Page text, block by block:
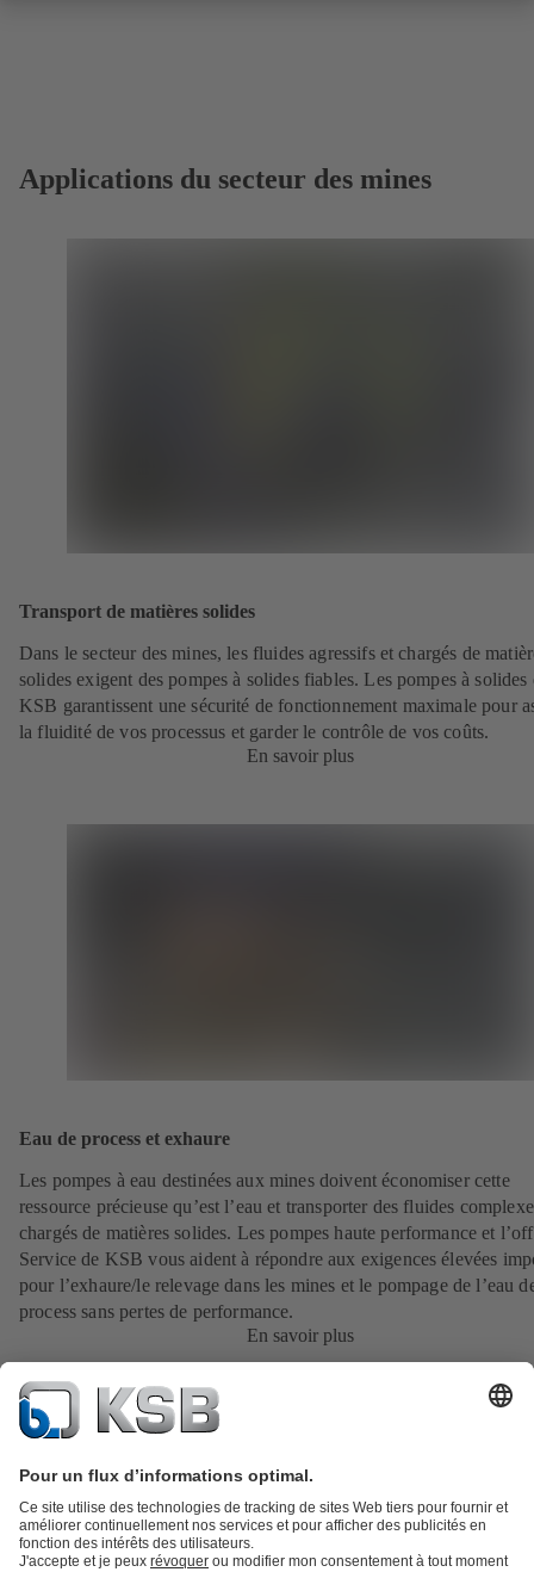
Applications du secteur des mines
Transport de matières solides
Dans le secteur des mines, les fluides agressifs et chargés de
solides exigent des pompes à solides fiables. Les pompes à solides
KSB garantissent une sécurité de fonctionnement maximale pour
la fluidité de vos processus et garder le contrôle de vos coûts.
En savoir plus
Eau de process et exhaure
Les pompes à eau destinées aux mines doivent économiser cette
ressource précieuse qu’est l’eau et transporter des fluides
chargés de matières solides. Les pompes haute performance et
Service de KSB vous aident à répondre aux exigences élevées
pour l’exhaure/le relevage dans les mines et le pompage de l’eau
process sans pertes de performance.
En savoir plus